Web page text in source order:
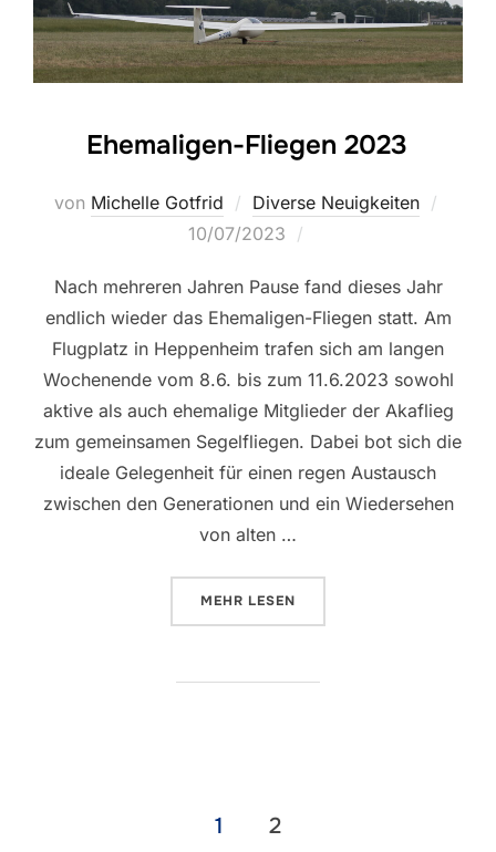
Ehemaligen-Fliegen 2023
von Michelle Gotfrid Diverse Neuigkeiten
10/07/2023
Nach mehreren Jahren Pause fand dieses Jahr
endlich wieder das Ehemaligen-Fliegen statt. Am
Flugplatz in Heppenheim trafen sich am langen
Wochenende vom 8.6. bis zum 11.6.2023 sowohl
aktive als auch ehemalige Mitglieder der Akaflieg
zum gemeinsamen Segelfliegen. Dabei bot sich die
ideale Gelegenheit für einen regen Austausch
zwischen den Generationen und ein Wiedersehen
von alten …
MEHR ÜBER „EHEMALIGEN-FLIEGEN
LESEN
Seitennummerierung
1 2